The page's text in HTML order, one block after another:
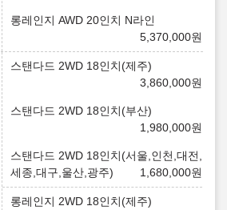
롱레인지 AWD 20인치 N라인
5,370,000원
스탠다드 2WD 18인치(제주)
3,860,000원
스탠다드 2WD 18인치(부산)
1,980,000원
스탠다드 2WD 18인치(서울,인천,대전,
세종,대구,울산,광주)
1,680,000원
롱레인지 2WD 18인치(제주)